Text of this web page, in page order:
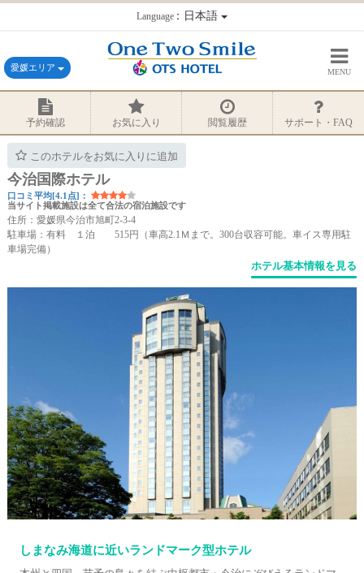
Language：日本語
愛媛エリア MENU
予約確認 お気に入り 閲覧履歴 サポート・FAQ
このホテルをお気に入りに追加
今治国際ホテル
口コミ平均[4.1点]：
当サイト掲載施設は全て合法の宿泊施設です
住所：愛媛県今治市旭町2-3-4
駐車場：有料 １泊 515円（車高2.1Ｍまで。300台収容可能。車イス専用駐
車場完備）
ホテル基本情報を見る
しまなみ海道に近いランドマーク型ホテル